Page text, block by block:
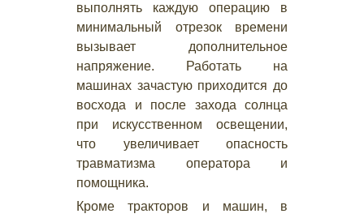
выполнять каждую операцию в
минимальный отрезок времени
вызывает дополнительное
напряжение. Работать на
машинах зачастую приходится до
восхода и после захода солнца
при искусственном освещении,
что увеличивает опасность
травматизма оператора и
помощника.
Кроме тракторов и машин, в